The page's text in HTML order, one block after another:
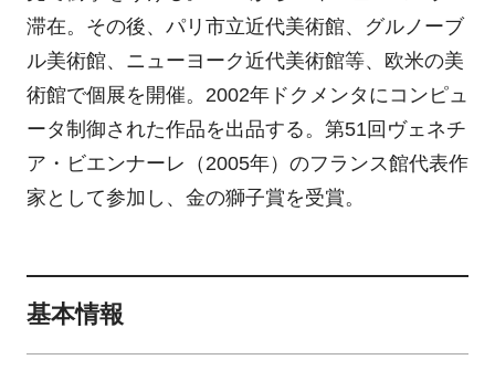
滞在。その後、パリ市立近代美術館、グルノーブ
ル美術館、ニューヨーク近代美術館等、欧米の美
術館で個展を開催。2002年ドクメンタにコンピュ
ータ制御された作品を出品する。第51回ヴェネチ
ア・ビエンナーレ（2005年）のフランス館代表作
家として参加し、金の獅子賞を受賞。
基本情報